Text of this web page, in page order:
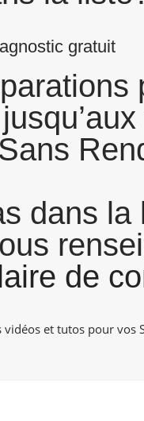
gratuit
dans la
de
et tutos pour vos